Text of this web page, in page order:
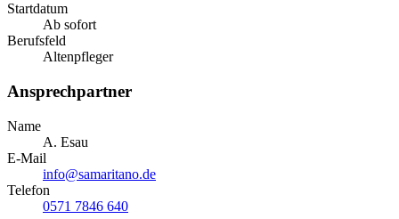
Startdatum
Ab sofort
Berufsfeld
Altenpfleger
Ansprechpartner
Name
A. Esau
E-Mail
info@samaritano.de
Telefon
0571 7846 640